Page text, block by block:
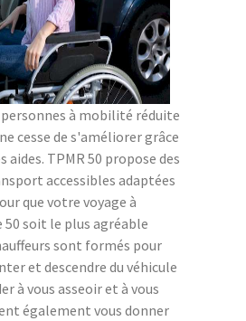
à mobilité réduite
cesse de s'améliorer grâce
aides. TPMR 50 propose des
accessibles adaptées
que votre voyage à
50 soit le plus agréable
sont formés pour
et descendre du véhicule
à vous asseoir et à vous
également vous donner